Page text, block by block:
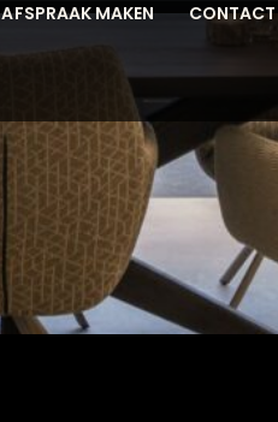
AFSPRAAK MAKEN CONTACT